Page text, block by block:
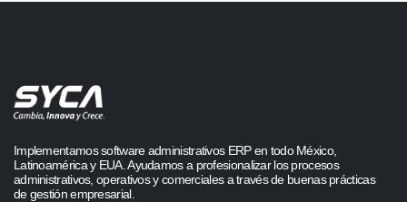
Implementamos software administrativos ERP en todo México,
Latinoamérica y EUA. Ayudamos a profesionalizar los procesos
administrativos, operativos y comerciales a través de buenas prácticas
de gestión empresarial.